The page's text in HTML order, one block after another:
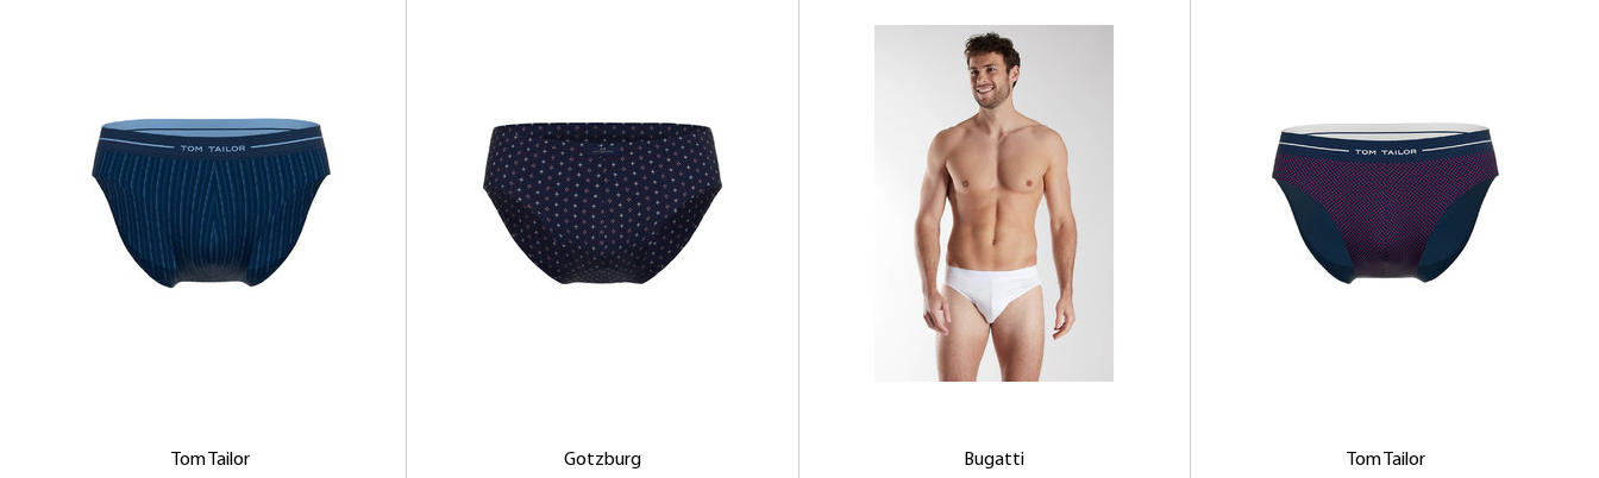
Tom Tailor
Gotzburg
Bugatti
Tom Tailor